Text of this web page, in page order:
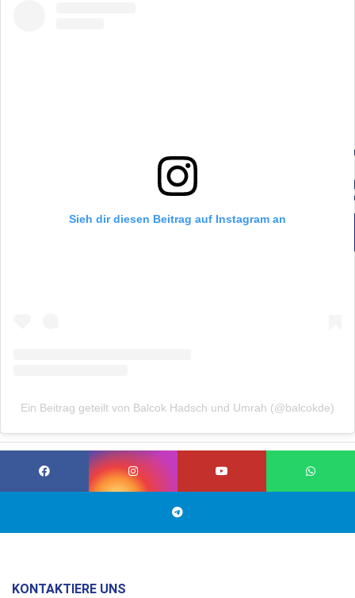
Sieh dir diesen Beitrag auf Instagram an
Ein Beitrag geteilt von Balcok Hadsch und Umrah (@balcokde)
KONTAKTIERE UNS